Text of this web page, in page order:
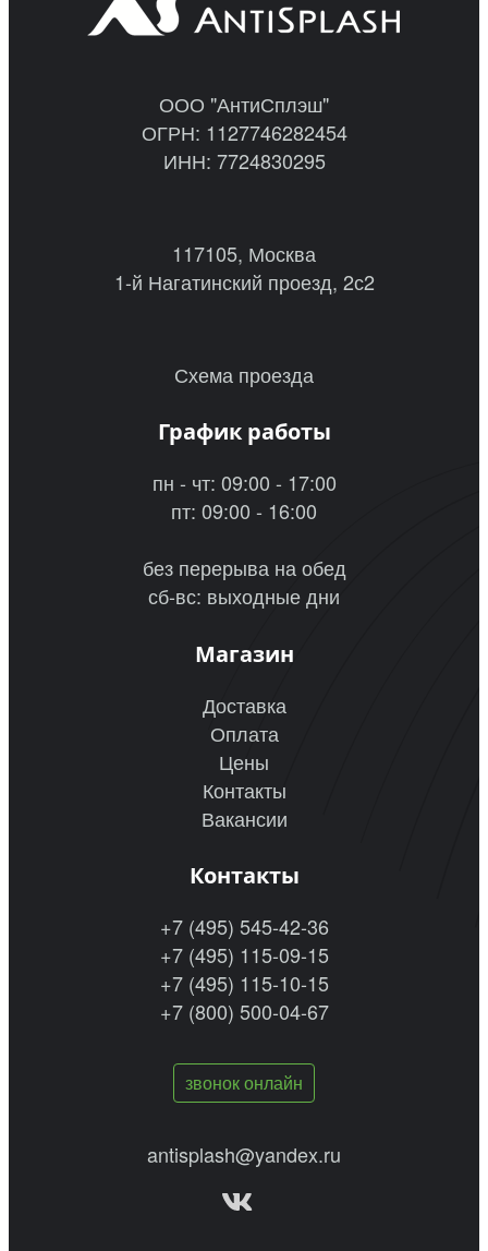
ООО "АнтиСплэш"
ОГРН: 1127746282454
ИНН: 7724830295
117105, Москва
1-й Нагатинский проезд, 2с2
Схема проезда
График работы
пн - чт: 09:00 - 17:00
пт: 09:00 - 16:00
без перерыва на обед
сб-вс: выходные дни
Магазин
Доставка
Оплата
Цены
Контакты
Вакансии
Контакты
+7 (495) 545-42-36
+7 (495) 115-09-15
+7 (495) 115-10-15
+7 (800) 500-04-67
звонок онлайн
antisplash@yandex.ru